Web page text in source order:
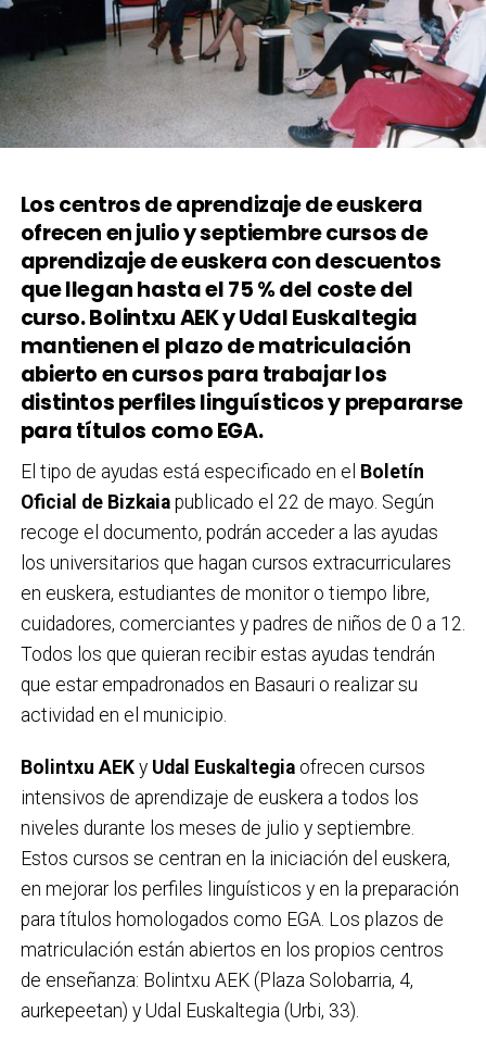
Los centros de aprendizaje de euskera
ofrecen en julio y septiembre cursos de
aprendizaje de euskera con descuentos
que llegan hasta el 75 % del coste del
curso. Bolintxu AEK y Udal Euskaltegia
mantienen el plazo de matriculación
abierto en cursos para trabajar los
distintos perfiles linguísticos y prepararse
para títulos como EGA.
El tipo de ayudas está especificado en el Boletín
Oficial de Bizkaiapublicado el 22 de mayo. Según
recoge el documento, podrán acceder a las ayudas
los universitarios que hagan cursos extracurriculares
en euskera, estudiantes de monitor o tiempo libre,
cuidadores, comerciantes y padres de niños de 0 a 12.
Todos los que quieran recibir estas ayudas tendrán
que estar empadronados en Basauri o realizar su
actividad en el municipio.
Bolintxu AEKy Udal Euskaltegiaofrecen cursos
intensivos de aprendizaje de euskera a todos los
niveles durante los meses de julio y septiembre.
Estos cursos se centran en la iniciación del euskera,
en mejorar los perfiles linguísticos y en la preparación
para títulos homologados como EGA. Los plazos de
matriculación están abiertos en los propios centros
de enseñanza: Bolintxu AEK (Plaza Solobarria, 4,
aurkepeetan) y Udal Euskaltegia (Urbi, 33).